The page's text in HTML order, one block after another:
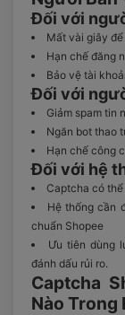
Đối với
Mất vài giây
Hạn chế đăng
Bảo vệ tài
Đối với
Giảm spam tin
Ngăn bot thao
Hạn chế công
Đối với hệ
Captcha có
Hệ thống cần
chuẩn Shopee
Ưu tiên dùng
đánh dấu rủi ro.
Captcha
Nào Trong